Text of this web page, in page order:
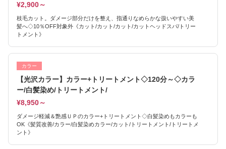
¥2,900～
枝毛カット。ダメージ部分だけを整え、指通りなめらかな扱いやすい美
髪へ◇10％OFF対象外《カット/カット/カット/カットヘッドスパ/トリー
トメント》
カラー
【光沢カラー】カラー+トリートメント◇120分～◇カラ
ー/白髪染め/トリートメント/
¥8,950～
ダメージ軽減＆艶感ＵＰのカラー+トリートメント◇白髪染めもカラーも
OK《髪質改善/カラー/白髪染めカラー/カット/トリートメント/トリートメ
ント》